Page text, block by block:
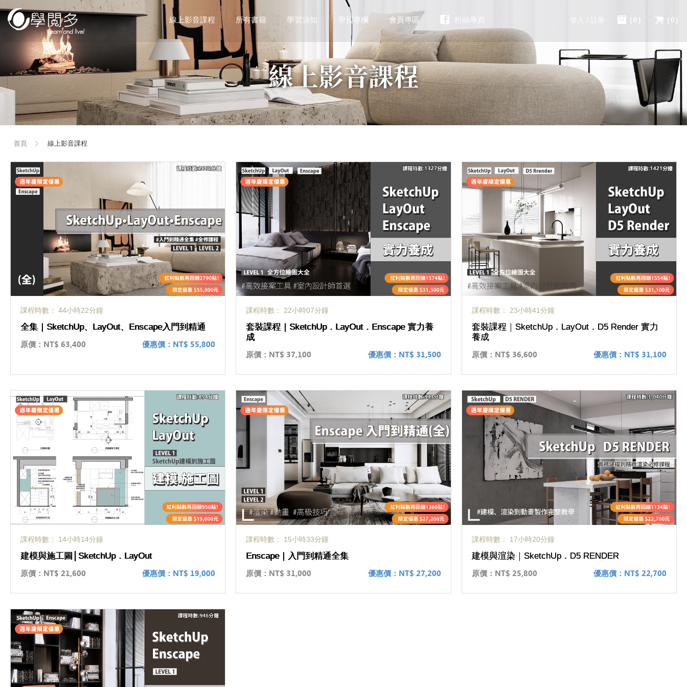
線上影音課程 所有書籍 學習須知 學習專欄 會員專區 粉絲專頁 登入 / 註冊 (0) (0)
線上影音課程
首頁 線上影音課程
課程時數： 44小時22分鐘
全集｜SketchUp、LayOut、Enscape入門到精通
原價： NT$ 63,400 優惠價： NT$ 55,800
課程時數： 22小時07分鐘
套裝課程｜SketchUp．LayOut．Enscape 實力養
成
原價： NT$ 37,100 優惠價： NT$ 31,500
課程時數： 23小時41分鐘
套裝課程｜SketchUp．LayOut．D5 Render 實力
養成
原價： NT$ 36,600 優惠價： NT$ 31,100
課程時數： 14小時14分鐘
建模與施工圖│SketchUp．LayOut
原價： NT$ 21,600 優惠價： NT$ 19,000
課程時數： 15小時33分鐘
Enscape｜入門到精通全集
原價： NT$ 31,000 優惠價： NT$ 27,200
課程時數： 17小時20分鐘
建模與渲染｜SketchUp．D5 RENDER
原價： NT$ 25,800 優惠價： NT$ 22,700